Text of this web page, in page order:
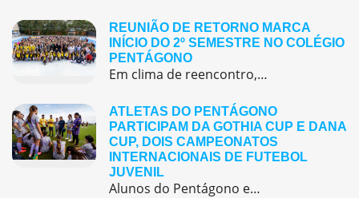
REUNIÃO DE RETORNO MARCA
INÍCIO DO 2º SEMESTRE NO COLÉGIO
PENTÁGONO
Em clima de reencontro, a equipe pedagógica participou da abertura do semestre letivo com treinamentos e simulação de emergência
ATLETAS DO PENTÁGONO
PARTICIPAM DA GOTHIA CUP E DANA
CUP, DOIS CAMPEONATOS
INTERNACIONAIS DE FUTEBOL
JUVENIL
Alunos do Pentágono embarcaram para a Europa, onde participaram de duas das maiores competições internacionais de futebol juvenil